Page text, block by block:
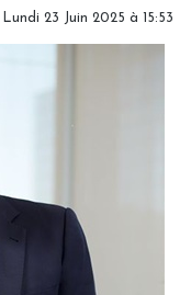
Lundi 23 Juin 2025 à 15:53